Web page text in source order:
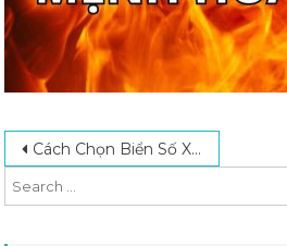
Post navigation
Cách Chọn Biển Số Xe Hợp Mệnh Hỏa Chuẩn Chuyên Gia Phong Thủy